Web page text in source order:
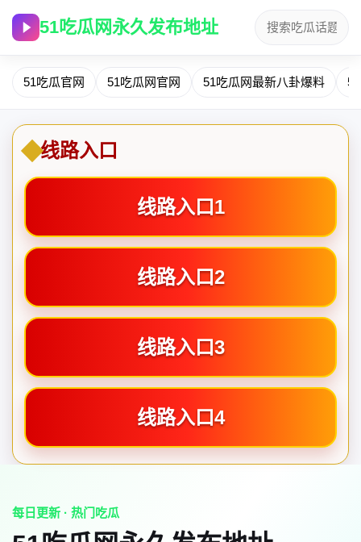
51吃瓜网永久发布地址
51吃瓜官网 51吃瓜网官网 51吃瓜网最新八卦爆料
线路入口
线路入口1
线路入口2
线路入口3
线路入口4
每日更新 · 热门吃瓜